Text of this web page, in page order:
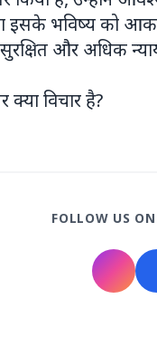
सतीशन: ‘नए
का गोचर: देवगुरु बृहस्पति
धान्य और सफलता
इसके भविष्य को
और अधिक
क्या विचार है?
FOLLOW US